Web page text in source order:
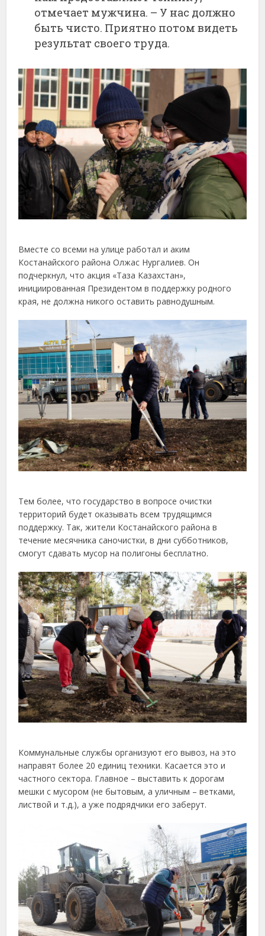
отмечает мужчина. – У нас должно
быть чисто. Приятно потом видеть
результат своего труда.
Вместе со всеми на улице работал и аким
Костанайского района Олжас Нургалиев. Он
подчеркнул, что акция «Таза Казахстан»,
инициированная Президентом в поддержку родного
края, не должна никого оставить равнодушным.
Тем более, что государство в вопросе очистки
территорий будет оказывать всем трудящимся
поддержку. Так, жители Костанайского района в
течение месячника саночистки, в дни субботников,
смогут сдавать мусор на полигоны бесплатно.
Коммунальные службы организуют его вывоз, на это
направят более 20 единиц техники. Касается это и
частного сектора. Главное – выставить к дорогам
мешки с мусором (не бытовым, а уличным – ветками,
листвой и т.д.), а уже подрядчики его заберут.